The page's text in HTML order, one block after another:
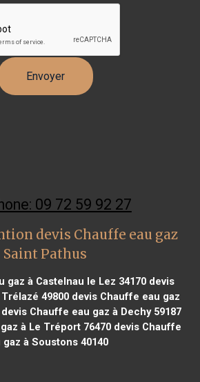
09 72 59 92 27
devis Chauffe eau gaz
Saint Pathus
gaz à Castelnau le Lez 34170devis
49800 devis Chauffe eau gaz
devis Chauffe eau gaz à Dechy 59187
à Le Tréport 76470devis Chauffe
gaz à Soustons 40140